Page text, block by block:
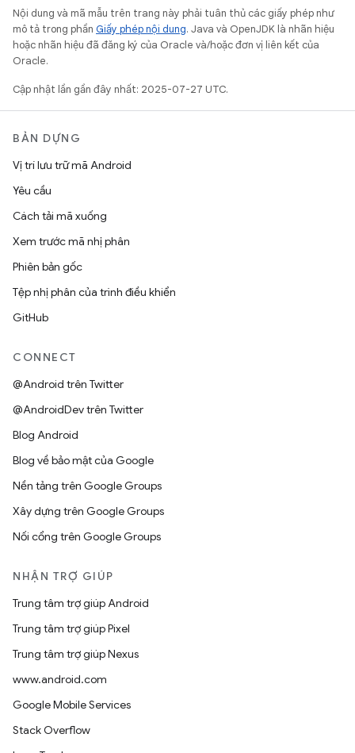
Nội dung và mã mẫu trên trang này phải tuân thủ các giấy phép như
mô tả trong phần Giấy phép nội dung. Java và OpenJDK là nhãn hiệu
hoặc nhãn hiệu đã đăng ký của Oracle và/hoặc đơn vị liên kết của
Oracle.
Cập nhật lần gần đây nhất: 2025-07-27 UTC.
BẢN DỰNG
Vị trí lưu trữ mã Android
Yêu cầu
Cách tải mã xuống
Xem trước mã nhị phân
Phiên bản gốc
Tệp nhị phân của trình điều khiển
GitHub
CONNECT
@Android trên Twitter
@AndroidDev trên Twitter
Blog Android
Blog về bảo mật của Google
Nền tảng trên Google Groups
Xây dựng trên Google Groups
Nối cổng trên Google Groups
NHẬN TRỢ GIÚP
Trung tâm trợ giúp Android
Trung tâm trợ giúp Pixel
Trung tâm trợ giúp Nexus
www.android.com
Google Mobile Services
Stack Overflow